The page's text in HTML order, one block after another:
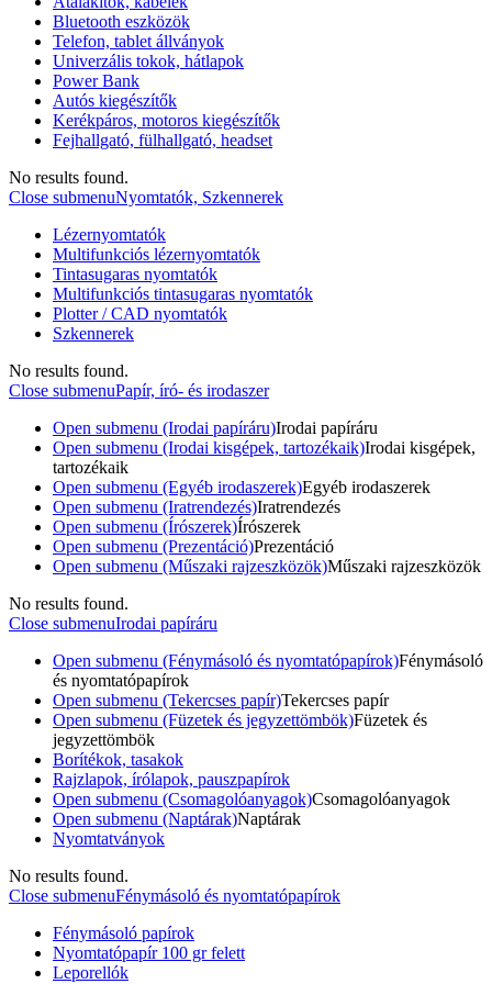
Bluetooth eszközök
Telefon, tablet állványok
Univerzális tokok, hátlapok
Power Bank
Autós kiegészítők
Kerékpáros, motoros kiegészítők
Fejhallgató, fülhallgató, headset
No results found.
Close submenuNyomtatók, Szkennerek
Lézernyomtatók
Multifunkciós lézernyomtatók
Tintasugaras nyomtatók
Multifunkciós tintasugaras nyomtatók
Plotter / CAD nyomtatók
Szkennerek
No results found.
Close submenuPapír, író- és irodaszer
Open submenu (Irodai papíráru)Irodai papíráru
Open submenu (Irodai kisgépek, tartozékaik)Irodai kisgépek,
tartozékaik
Open submenu (Egyéb irodaszerek)Egyéb irodaszerek
Open submenu (Iratrendezés)Iratrendezés
Open submenu (Írószerek)Írószerek
Open submenu (Prezentáció)Prezentáció
Open submenu (Műszaki rajzeszközök)Műszaki rajzeszközök
No results found.
Close submenuIrodai papíráru
Open submenu (Fénymásoló és nyomtatópapírok)Fénymásoló
és nyomtatópapírok
Open submenu (Tekercses papír)Tekercses papír
Open submenu (Füzetek és jegyzettömbök)Füzetek és
jegyzettömbök
Borítékok, tasakok
Rajzlapok, írólapok, pauszpapírok
Open submenu (Csomagolóanyagok)Csomagolóanyagok
Open submenu (Naptárak)Naptárak
Nyomtatványok
No results found.
Close submenuFénymásoló és nyomtatópapírok
Fénymásoló papírok
Nyomtatópapír 100 gr felett
Leporellók